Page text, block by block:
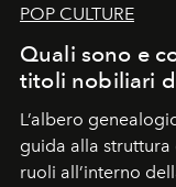
POP CULTURE
Quali sono e
titoli nobiliari
L’albero
guida alla
ruoli all’interno